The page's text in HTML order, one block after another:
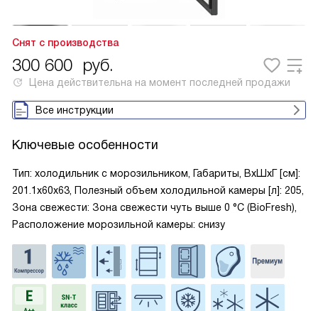
Снят с производства
300 600 руб.
Цена действительна на момент последней продажи
Все инструкции
Ключевые особенности
Тип: холодильник с морозильником, Габариты, ВxШxГ [см]:
201.1x60x63, Полезный объем холодильной камеры [л]: 205,
Зона свежести: Зона свежести чуть выше 0 °С (BioFresh),
Расположение морозильной камеры: снизу